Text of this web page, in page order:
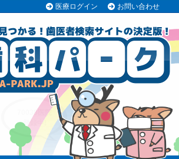
医療ログイン お問い合わせ
70038医院
登録中!